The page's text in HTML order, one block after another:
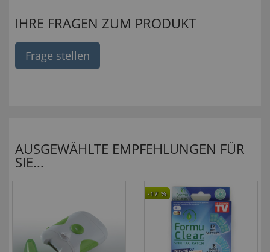
IHRE FRAGEN ZUM PRODUKT
Frage stellen
AUSGEWÄHLTE EMPFEHLUNGEN FÜR
SIE...
-17 %